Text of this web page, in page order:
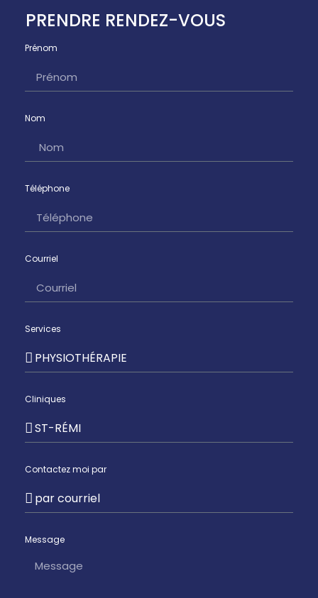
PRENDRE RENDEZ-VOUS
Prénom
Nom
Téléphone
Courriel
Services
Cliniques
Contactez moi par
Message